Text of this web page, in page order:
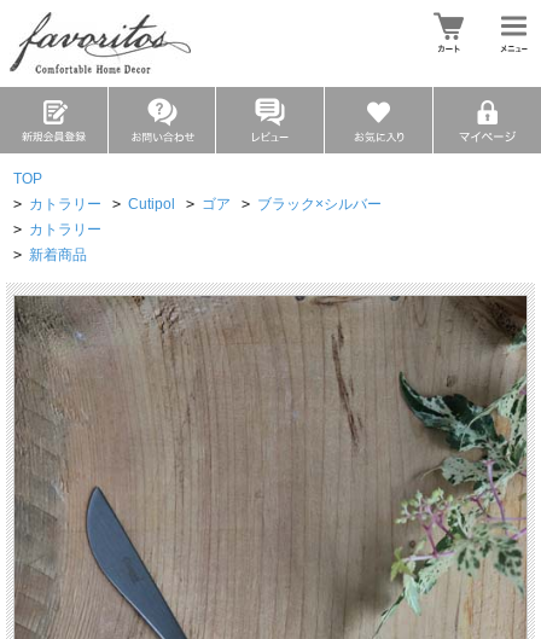
TOP
> カトラリー > Cutipol > ゴア > ブラック×シルバー
> カトラリー
> 新着商品